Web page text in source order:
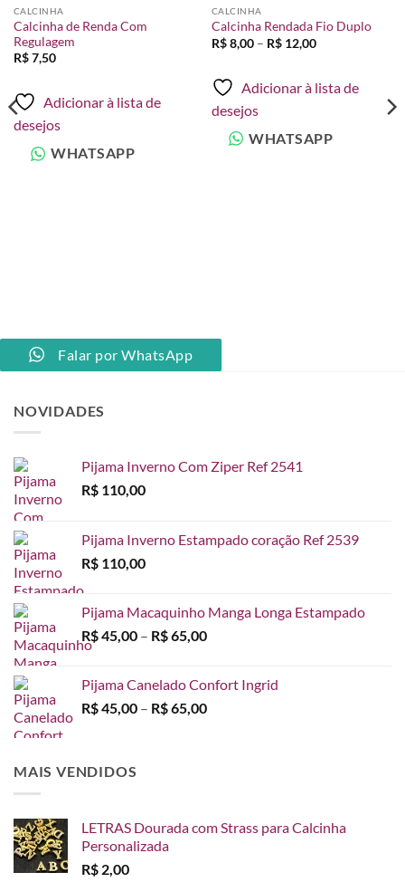
CALCINHA
Calcinha de Renda Com
Regulagem
R$7,50
Adicionar à lista de
desejos
WHATSAPP
desejos
CALCINHA
Calcinha Rendada Fio Duplo
R$8,00 – R$12,00Faixa
através
Adicionar à lista de
desejos
WHATSAPP
Falar por WhatsApp
NOVIDADES
Pijama Inverno Com Ziper Ref 2541
R$ 110,00
Pijama Inverno Estampado coração Ref 2539
R$ 110,00
Pijama Macaquinho Manga Longa Estampado
R$45,00 – R$65,00Faixa
R$ 45,00
através
Pijama Canelado Confort Ingrid
R$45,00 – R$65,00Faixa
MAIS VENDIDOS
LETRAS Dourada com Strass para Calcinha
Personalizada
R$ 2,00